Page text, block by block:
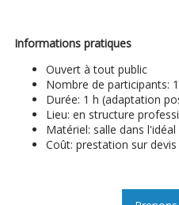
Informations pratiques
Ouvert à tout public
Nombre de participants:
Durée: 1 h (adaptation
Lieu: en structure
Matériel: salle dans
Coût: prestation sur devis